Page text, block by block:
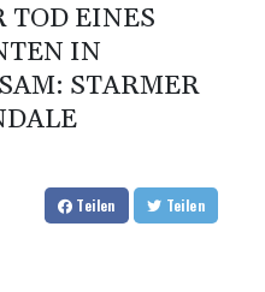
TOD EINES
IN P
STARMER V
Teilen Teilen